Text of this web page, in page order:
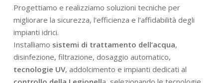
Progettiamo e realizziamo soluzioni tecniche per
migliorare la sicurezza, l’efficienza e l’affidabilità degli
impianti idrici.
Installiamo sistemi di trattamento dell’acqua,
disinfezione, filtrazione, dosaggio automatico,
tecnologie UV, addolcimento e impianti dedicati al